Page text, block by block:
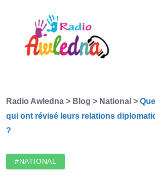
Radio Awledna > Blog > National >
qui ont révisé leurs relations
?
#NATIONAL